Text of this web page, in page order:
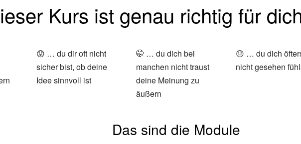
Kurs ist genau richtig für
😟 … du dir oft nicht
sicher bist, ob deine
Idee sinnvoll ist
🤭 … du dich bei
manchen nicht traust
deine Meinung zu
äußern
😓 … du dich
nicht gesehen
Das sind die Module